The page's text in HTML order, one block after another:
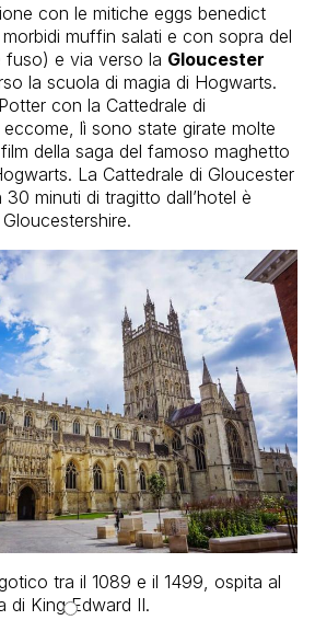
con le mitiche eggs benedict
muffin salati e con sopra del
fuso) e via verso la Gloucester
la scuola di magia di Hogwarts.
con la Cattedrale di
eccome, lì sono state girate molte
della saga del famoso maghetto
La Cattedrale di Gloucester
minuti di tragitto dall’hotel è
tra il 1089 e il 1499, ospita al
di King Edward II.